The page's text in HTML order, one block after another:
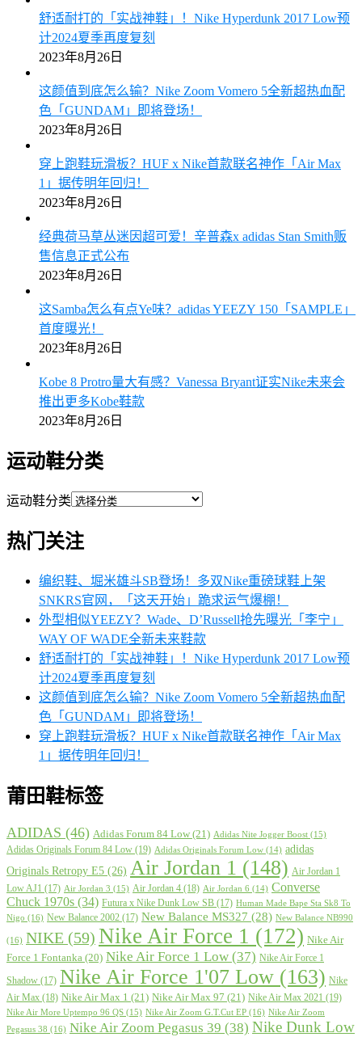
舒适耐打的「实战神鞋」！Nike Hyperdunk 2017 Low预
计2024夏季再度复刻
2023年8月26日
这颜值到底怎么输？Nike Zoom Vomero 5全新超热血配
色「GUNDAM」即将登场！
2023年8月26日
穿上跑鞋玩滑板？HUF x Nike首款联名神作「Air Max
1」据传明年回归！
2023年8月26日
经典荷马草丛迷因超可爱！辛普森x adidas Stan Smith贩
售信息正式公布
2023年8月26日
这Samba怎么有点Ye味？adidas YEEZY 150「SAMPLE」
首度曝光！
2023年8月26日
Kobe 8 Protro量大有感？Vanessa Bryant证实Nike未来会
推出更多Kobe鞋款
2023年8月26日
运动鞋分类
运动鞋分类
热门关注
编织鞋、堀米雄斗SB登场！多双Nike重磅球鞋上架
SNKRS官网，「这天开始」跪求运气爆棚！
外型相似YEEZY？Wade、D’Russell抢先曝光「李宁」
WAY OF WADE全新未来鞋款
舒适耐打的「实战神鞋」！Nike Hyperdunk 2017 Low预
计2024夏季再度复刻
这颜值到底怎么输？Nike Zoom Vomero 5全新超热血配
色「GUNDAM」即将登场！
穿上跑鞋玩滑板？HUF x Nike首款联名神作「Air Max
1」据传明年回归！
莆田鞋标签
ADIDAS (46) Adidas Forum 84 Low (21) Adidas Nite Jogger Boost (15)
Adidas Originals Forum 84 Low (19) Adidas Originals Forum Low (14) adidas
Originals Retropy E5 (26) Air Jordan 1 (148) Air Jordan 1
Low AJ1 (17) Air Jordan 3 (15) Air Jordan 4 (18) Air Jordan 6 (14) Converse
Chuck 1970s (34) Futura x Nike Dunk Low SB (17) Human Made Bape Sta Sk8 To
Nigo (16) New Balance 2002 (17) New Balance MS327 (28) New Balance NB990
(16) NIKE (59) Nike Air Force 1 (172) Nike Air
Force 1 Fontanka (20) Nike Air Force 1 Low (37) Nike Air Force 1
Shadow (17) Nike Air Force 1'07 Low (163) Nike
Air Max (18) Nike Air Max 1 (21) Nike Air Max 97 (21) Nike Air Max 2021 (19)
Nike Air More Uptempo 96 QS (15) Nike Air Zoom G.T.Cut EP (16) Nike Air Zoom
Pegasus 38 (16) Nike Air Zoom Pegasus 39 (38) Nike Dunk Low